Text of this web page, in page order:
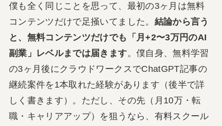
僕も全く同じことを思って、最初の3ヶ月は無料
コンテンツだけで足掻いてました。 結論から言う
と、無料コンテンツだけでも「月+2〜3万円のAI
副業」レベルまでは届きます。僕自身、無料学習
の3ヶ月後にクラウドワークスでChatGPT記事の
継続案件を1本取れた経験があります（後半で詳
しく書きます）。ただし、その先（月10万・転
職・キャリアアップ）を狙うなら、有料スクール